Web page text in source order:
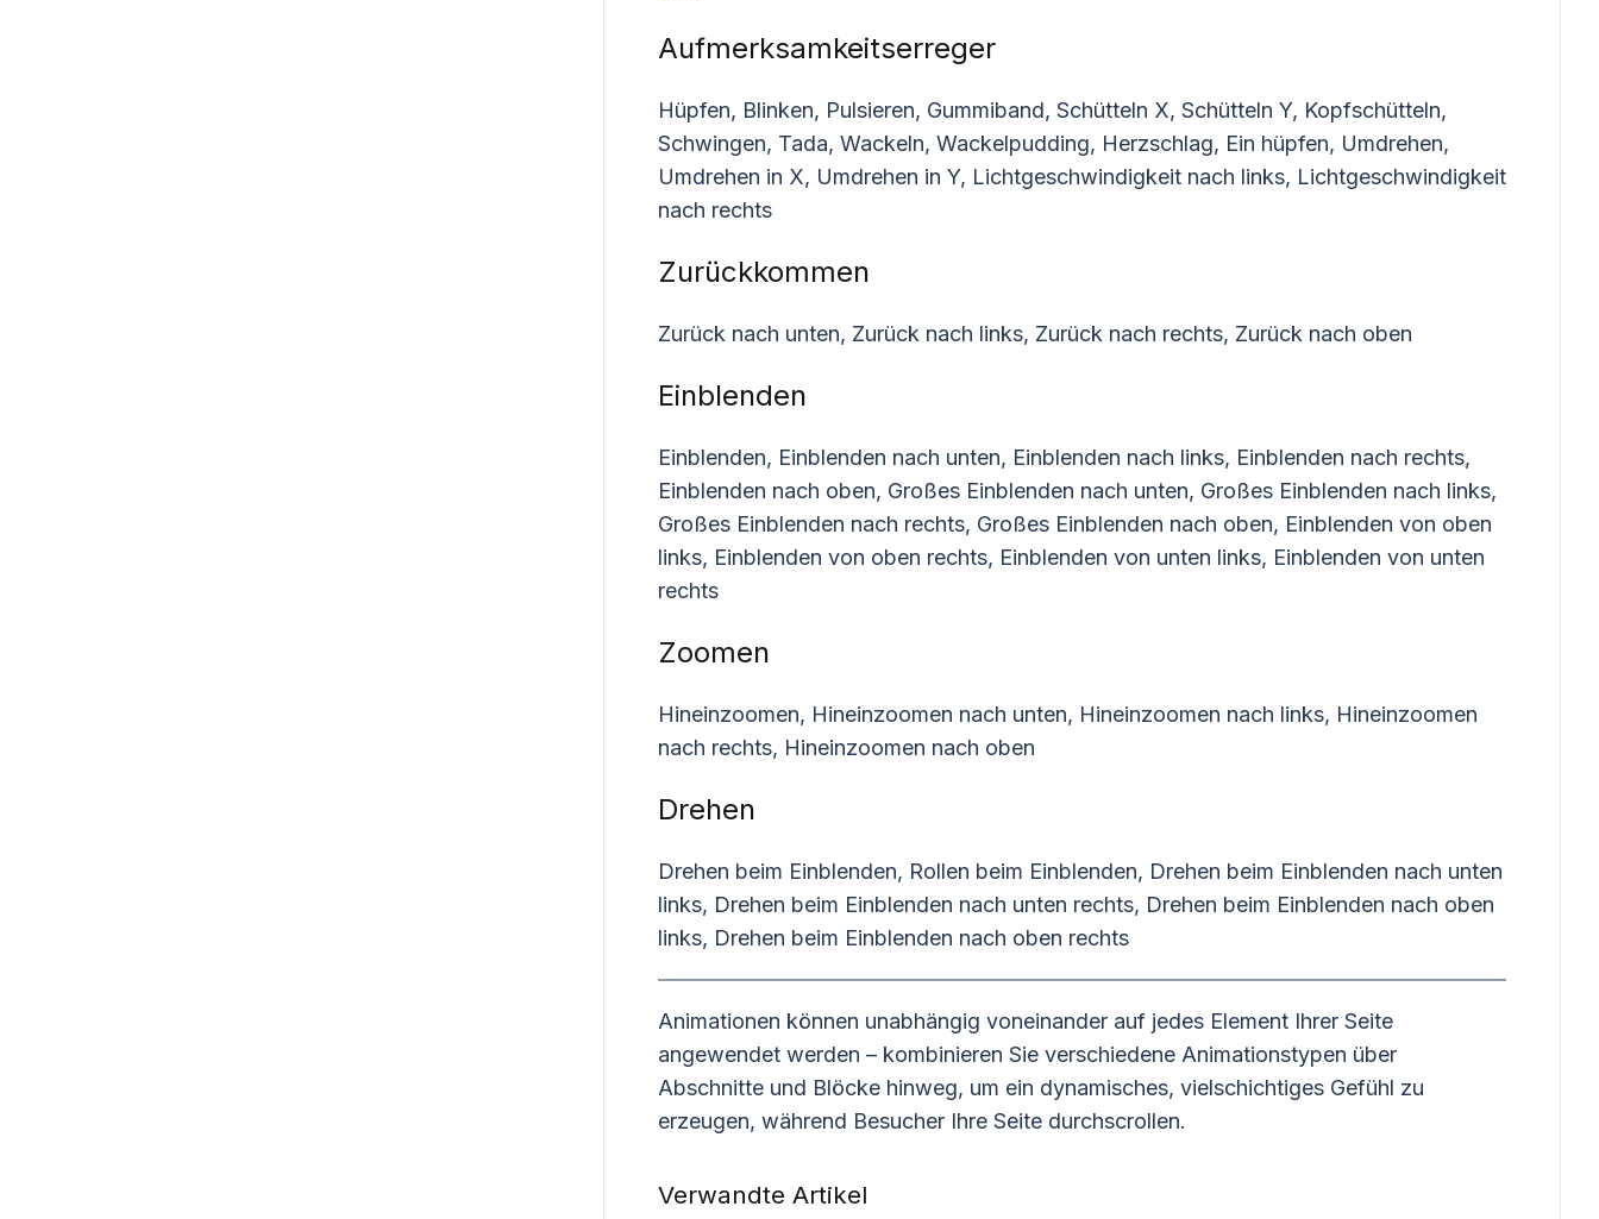
Aufmerksamkeitserreger
Hüpfen, Blinken, Pulsieren, Gummiband, Schütteln X, Schütteln Y, Kopfschütteln,
Schwingen, Tada, Wackeln, Wackelpudding, Herzschlag, Ein hüpfen, Umdrehen,
Umdrehen in X, Umdrehen in Y, Lichtgeschwindigkeit nach links, Lichtgeschwindigkeit
nach rechts
Zurückkommen
Zurück nach unten, Zurück nach links, Zurück nach rechts, Zurück nach oben
Einblenden
Einblenden, Einblenden nach unten, Einblenden nach links, Einblenden nach rechts,
Einblenden nach oben, Großes Einblenden nach unten, Großes Einblenden nach links,
Großes Einblenden nach rechts, Großes Einblenden nach oben, Einblenden von oben
links, Einblenden von oben rechts, Einblenden von unten links, Einblenden von unten
rechts
Zoomen
Hineinzoomen, Hineinzoomen nach unten, Hineinzoomen nach links, Hineinzoomen
nach rechts, Hineinzoomen nach oben
Drehen
Drehen beim Einblenden, Rollen beim Einblenden, Drehen beim Einblenden nach unten
links, Drehen beim Einblenden nach unten rechts, Drehen beim Einblenden nach oben
links, Drehen beim Einblenden nach oben rechts
Animationen können unabhängig voneinander auf jedes Element Ihrer Seite
angewendet werden – kombinieren Sie verschiedene Animationstypen über
Abschnitte und Blöcke hinweg, um ein dynamisches, vielschichtiges Gefühl zu
erzeugen, während Besucher Ihre Seite durchscrollen.
Verwandte Artikel